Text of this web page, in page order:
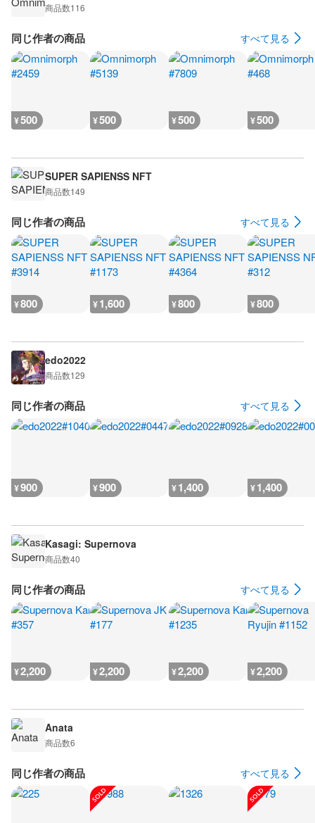
商品数116
同じ作者の商品 すべて見る
¥500 ¥500 ¥500 ¥500
SUPER SAPIENSS NFT
商品数149
同じ作者の商品 すべて見る
¥800 ¥1,600 ¥800 ¥800
edo2022
商品数129
同じ作者の商品 すべて見る
¥900 ¥900 ¥1,400 ¥1,400
Kasagi: Supernova
商品数40
同じ作者の商品 すべて見る
¥2,200 ¥2,200 ¥2,200 ¥2,200
Anata
商品数6
同じ作者の商品 すべて見る